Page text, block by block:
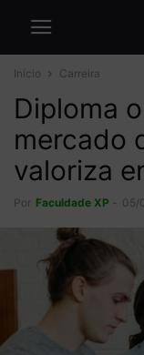
Início Carreira
Diploma
mercado
valoriza
Por Faculdade XP 05/